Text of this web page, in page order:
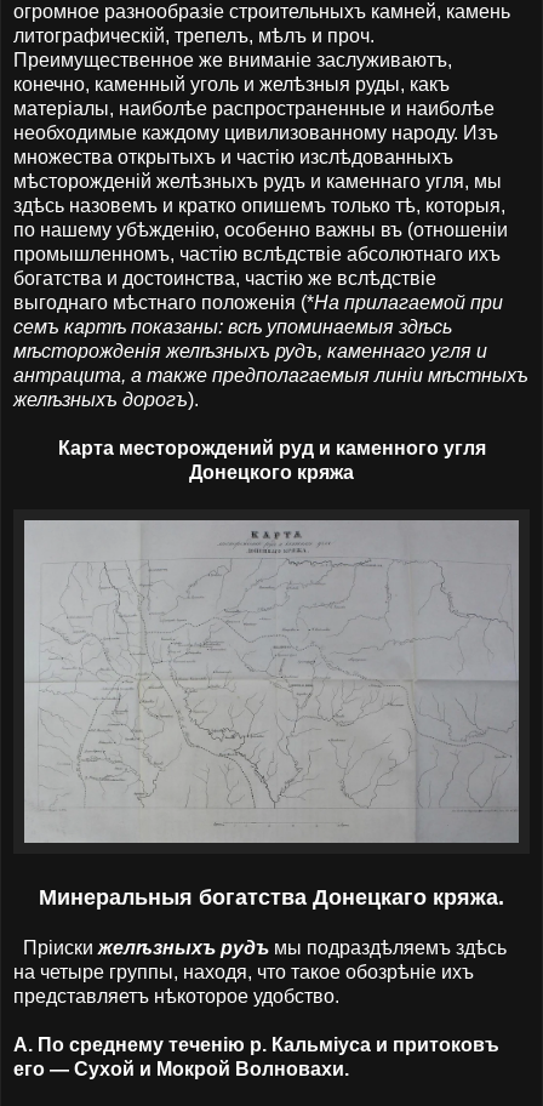
огромное разнообразіе строительныхъ камней, камень
литографическій, трепелъ, мѣлъ и проч.
Преимущественное же вниманіе заслуживаютъ,
конечно, каменный уголь и желѣзныя руды, какъ
матеріалы, наиболѣе распространенные и наиболѣе
необходимые каждому цивилизованному народу. Изъ
множества открытыхъ и частію изслѣдованныхъ
мѣсторожденій желѣзныхъ рудъ и каменнаго угля, мы
здѣсь назовемъ и кратко опишемъ только тѣ, которыя,
по нашему убѣжденію, особенно важны въ (отношеніи
промышленномъ, частію вслѣдствіе абсолютнаго ихъ
богатства и достоинства, частію же вслѣдствіе
выгоднаго мѣстнаго положенія (*На прилагаемой при
семъ картѣ показаны: всѣ упоминаемыя здѣсь
мѣсторожденія желѣзныхъ рудъ, каменнаго угля и
антрацита, а также предполагаемыя линіи мѣстныхъ
желѣзныхъ дорогъ).
Карта месторождений руд и каменного угля
Донецкого кряжа
Минеральныя богатства Донецкаго кряжа.
Пріиски желѣзныхъ рудъ мы подраздѣляемъ здѣсь
на четыре группы, находя, что такое обозрѣніе ихъ
представляетъ нѣкоторое удобство.
А. По среднему теченію р. Кальміуса и притоковъ
его — Сухой и Мокрой Волновахи.